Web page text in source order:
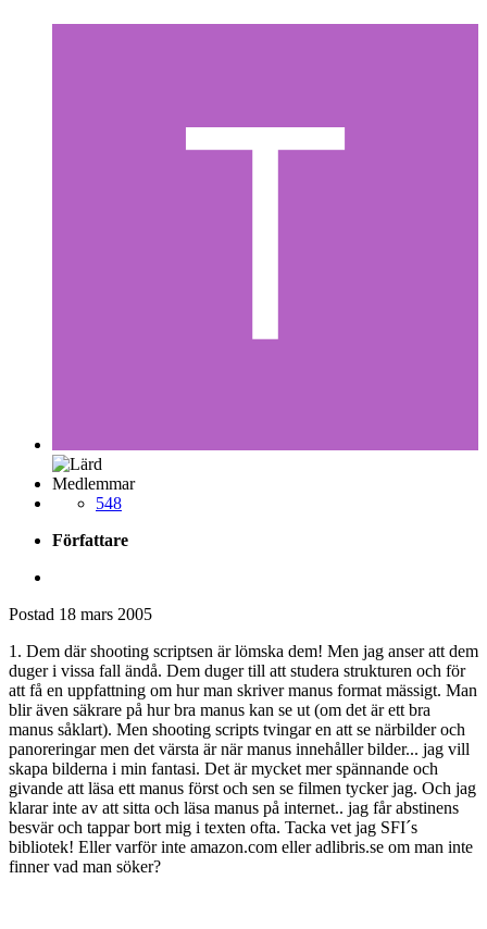
Medlemmar
548
Författare
Postad 18 mars 2005
1. Dem där shooting scriptsen är lömska dem! Men jag anser att dem
duger i vissa fall ändå. Dem duger till att studera strukturen och för
att få en uppfattning om hur man skriver manus format mässigt. Man
blir även säkrare på hur bra manus kan se ut (om det är ett bra
manus såklart). Men shooting scripts tvingar en att se närbilder och
panoreringar men det värsta är när manus innehåller bilder... jag vill
skapa bilderna i min fantasi. Det är mycket mer spännande och
givande att läsa ett manus först och sen se filmen tycker jag. Och jag
klarar inte av att sitta och läsa manus på internet.. jag får abstinens
besvär och tappar bort mig i texten ofta. Tacka vet jag SFI´s
bibliotek! Eller varför inte amazon.com eller adlibris.se om man inte
finner vad man söker?